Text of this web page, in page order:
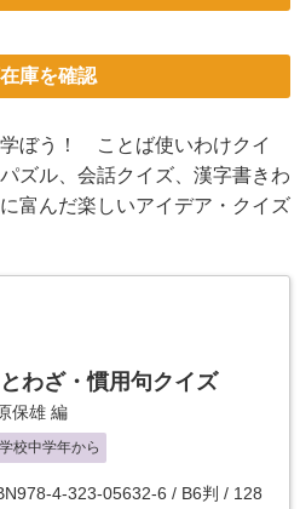
庫を確認
ぼう！ ことば使いわけクイ
ズル、会話クイズ、漢字書きわ
富んだ楽しいアイデア・クイズ
わざ・慣用句クイズ
保雄 編
校中学年から
4-323-05632-6 / B6判 / 128